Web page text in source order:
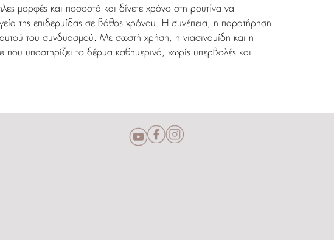
μορφές και ποσοστά και δίνετε χρόνο στη ρουτίνα να
της επιδερμίδας σε βάθος χρόνου. Η συνέπεια, η παρατήρηση
αυτού του συνδυασμού. Με σωστή χρήση, η νιασιναμίδη και η
υποστηρίζει το δέρμα καθημερινά, χωρίς υπερβολές και